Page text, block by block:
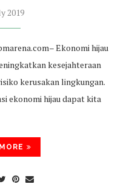
2019
Ekonomi hijau
kesejahteraan
kerusakan lingkungan.
ekonomi hijau dapat kita